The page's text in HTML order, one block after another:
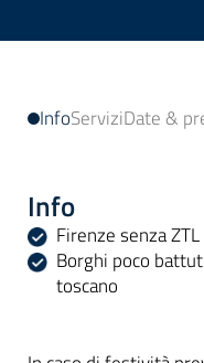
InfoServiziDate &
Info
Firenze senza ZTL
Borghi poco
toscano